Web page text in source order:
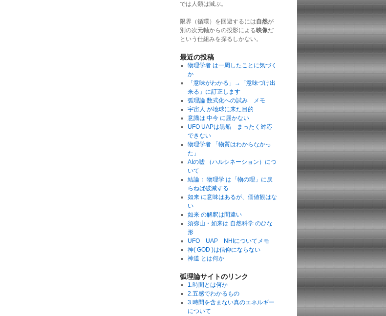
では人類は滅ぶ。
限界（循環）を回避するには自然が
別の次元軸からの投影による映像だ
という仕組みを探るしかない。
最近の投稿
物理学者 は一周したことに気づく
か
「意味がわかる」→「意味づけ出
来る」に訂正します
弧理論 数式化への試み メモ
宇宙人 が地球に来た目的
意識は 中今 に届かない
UFO UAPは黒船 まったく対応
できない
物理学者 「物質はわからなかっ
た」
AIの嘘 （ハルシネーション）につ
いて
結論： 物理学 は「物の理」に戻
らねば破滅する
如来 に意味はあるが、価値観はな
い
如来 の解釈は間違い
須弥山・如来は 自然科学 のひな
形
UFO UAP NHIについてメモ
神( GOD )は信仰にならない
神道 とは何か
弧理論サイトのリンク
1.時間とは何か
2.五感でわかるもの
3.時間を含まない真のエネルギー
について